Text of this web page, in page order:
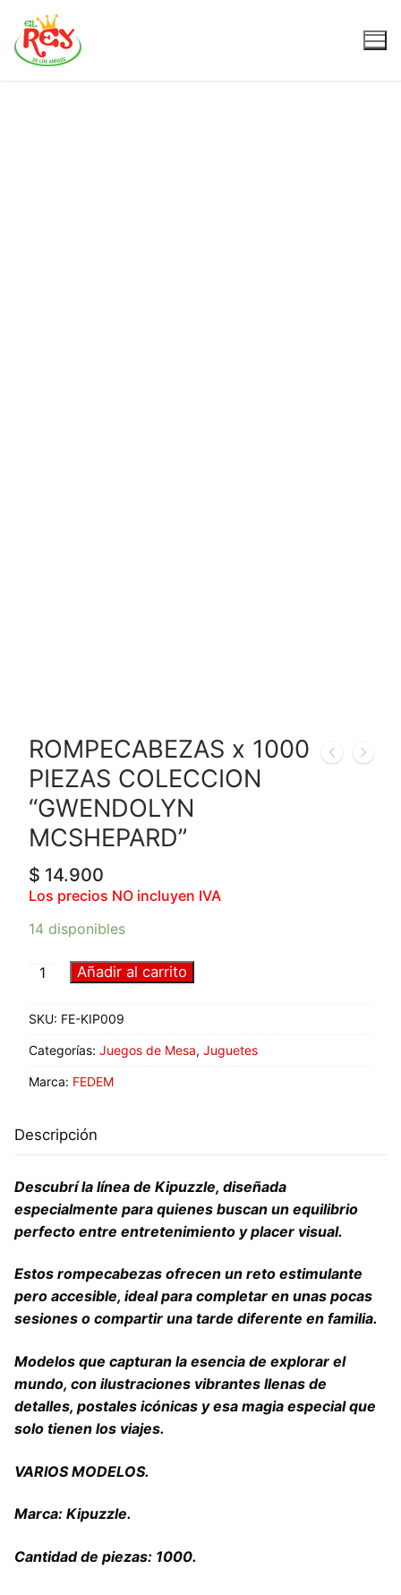
ROMPECABEZAS x 1000
PIEZAS COLECCION
“GWENDOLYN
MCSHEPARD”
$ 14.900
Los precios NO incluyen IVA
14 disponibles
Añadir al carrito
SKU: FE-KIP009
Categorías: Juegos de Mesa, Juguetes
Marca: FEDEM
Descripción
Descubrí la línea de Kipuzzle, diseñada
especialmente para quienes buscan un equilibrio
perfecto entre entretenimiento y placer visual.
Estos rompecabezas ofrecen un reto estimulante
pero accesible, ideal para completar en unas pocas
sesiones o compartir una tarde diferente en familia.
Modelos que capturan la esencia de explorar el
mundo, con ilustraciones vibrantes llenas de
detalles, postales icónicas y esa magia especial que
solo tienen los viajes.
VARIOS MODELOS.
Marca: Kipuzzle.
Cantidad de piezas: 1000.